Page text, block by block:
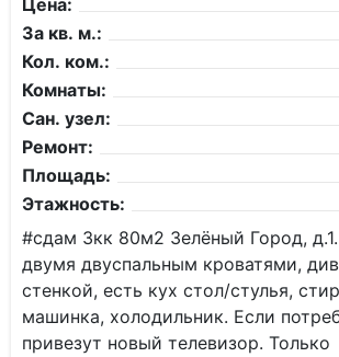
Цена:
За кв. м.:
Кол. ком.:
Комнаты:
Сан. узел:
Ремонт:
Площадь:
Этажность:
#сдам 3кк 80м2 Зелёный Город,
двумя двуспальным кроватями,
стенкой, есть кух стол/стулья,
машинка, холодильник. Если
привезут новый телевизор. Только